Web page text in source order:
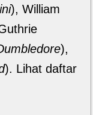
), William
),
). Lihat daftar